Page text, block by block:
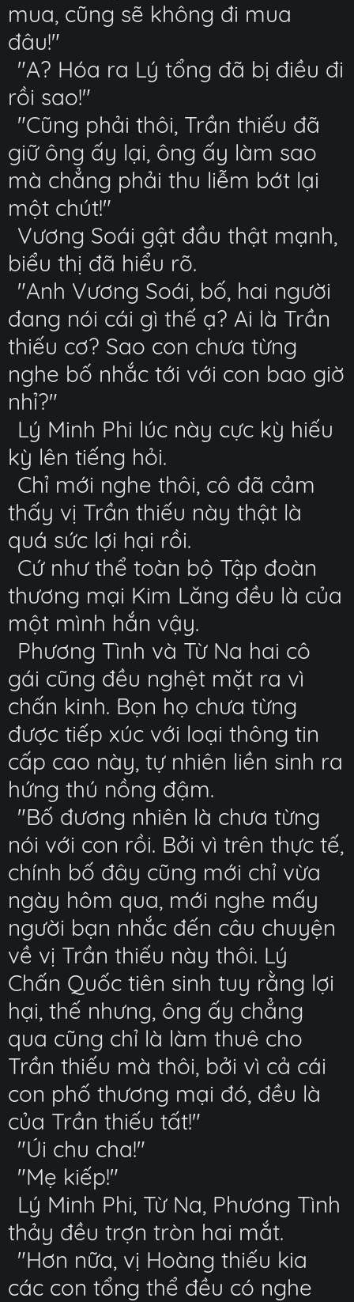
mua, cũng sẽ không đi mua
đâu!"
"A? Hóa ra Lý tổng đã bị điều đi
rồi sao!"
"Cũng phải thôi, Trần thiếu đã
giữ ông ấy lại, ông ấy làm sao
mà chẳng phải thu liễm bớt lại
một chút!"
Vương Soái gật đầu thật mạnh,
biểu thị đã hiểu rõ.
"Anh Vương Soái, bố, hai người
đang nói cái gì thế ạ? Ai là Trần
thiếu cơ? Sao con chưa từng
nghe bố nhắc tới với con bao giờ
nhỉ?"
Lý Minh Phi lúc này cực kỳ hiếu
kỳ lên tiếng hỏi.
Chỉ mới nghe thôi, cô đã cảm
thấy vị Trần thiếu này thật là
quá sức lợi hại rồi.
Cứ như thể toàn bộ Tập đoàn
thương mại Kim Lăng đều là của
một mình hắn vậy.
Phương Tình và Từ Na hai cô
gái cũng đều nghệt mặt ra vì
chấn kinh. Bọn họ chưa từng
được tiếp xúc với loại thông tin
cấp cao này, tự nhiên liền sinh ra
hứng thú nồng đậm.
"Bố đương nhiên là chưa từng
nói với con rồi. Bởi vì trên thực tế,
chính bố đây cũng mới chỉ vừa
ngày hôm qua, mới nghe mấy
người bạn nhắc đến câu chuyện
về vị Trần thiếu này thôi. Lý
Chấn Quốc tiên sinh tuy rằng lợi
hại, thế nhưng, ông ấy chẳng
qua cũng chỉ là làm thuê cho
Trần thiếu mà thôi, bởi vì cả cái
con phố thương mại đó, đều là
của Trần thiếu tất!"
"Úi chu cha!"
"Mẹ kiếp!"
Lý Minh Phi, Từ Na, Phương Tình
thảy đều trợn tròn hai mắt.
"Hơn nữa, vị Hoàng thiếu kia
các con tổng thể đều có nghe